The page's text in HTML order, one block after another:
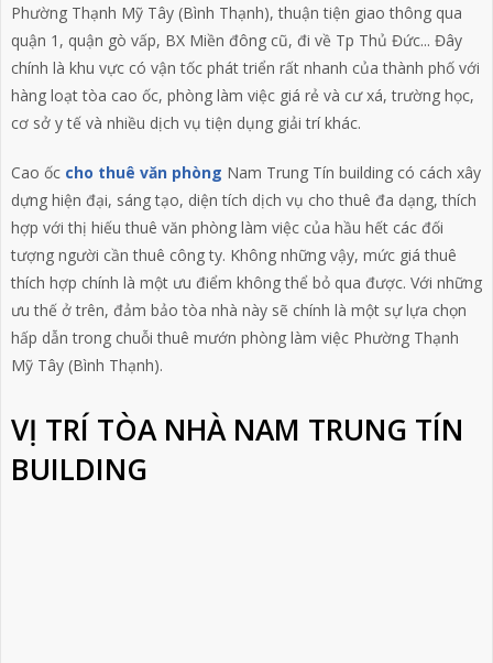
Phường Thạnh Mỹ Tây (Bình Thạnh), thuận tiện giao thông qua
quận 1, quận gò vấp, BX Miền đông cũ, đi về Tp Thủ Đức... Đây
chính là khu vực có vận tốc phát triển rất nhanh của thành phố với
hàng loạt tòa cao ốc, phòng làm việc giá rẻ và cư xá, trường học,
cơ sở y tế và nhiều dịch vụ tiện dụng giải trí khác.
Cao ốc cho thuê văn phòng Nam Trung Tín building có cách xây
dựng hiện đại, sáng tạo, diện tích dịch vụ cho thuê đa dạng, thích
hợp với thị hiếu thuê văn phòng làm việc của hầu hết các đối
tượng người cần thuê công ty. Không những vậy, mức giá thuê
thích hợp chính là một ưu điểm không thể bỏ qua được. Với những
ưu thế ở trên, đảm bảo tòa nhà này sẽ chính là một sự lựa chọn
hấp dẫn trong chuỗi thuê mướn phòng làm việc Phường Thạnh
Mỹ Tây (Bình Thạnh).
VỊ TRÍ TÒA NHÀ NAM TRUNG TÍN
BUILDING